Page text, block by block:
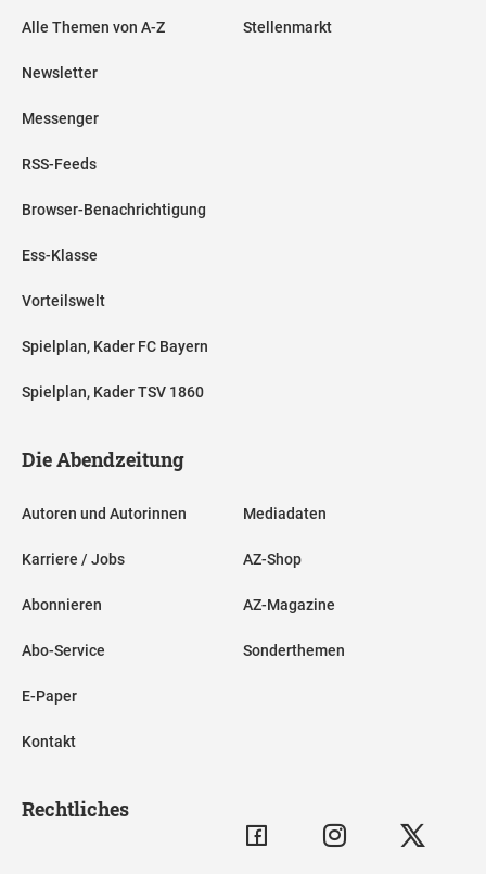
Alle Themen von A-Z
Newsletter
Messenger
RSS-Feeds
Browser-Benachrichtigung
Ess-Klasse
Vorteilswelt
Spielplan, Kader FC Bayern
Spielplan, Kader TSV 1860
Stellenmarkt
Die Abendzeitung
Autoren und Autorinnen
Karriere / Jobs
Abonnieren
Abo-Service
E-Paper
Kontakt
Mediadaten
AZ-Shop
AZ-Magazine
Sonderthemen
Rechtliches